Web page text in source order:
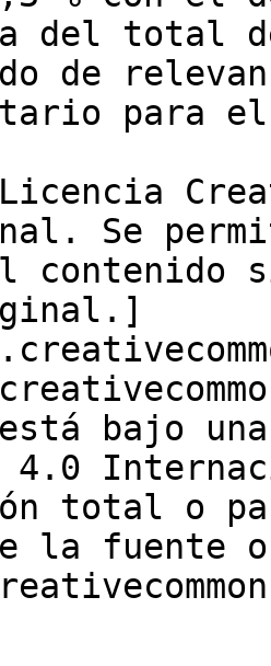
del total
de
para
Se
contenido
bajo
4.0
total o
la fuente